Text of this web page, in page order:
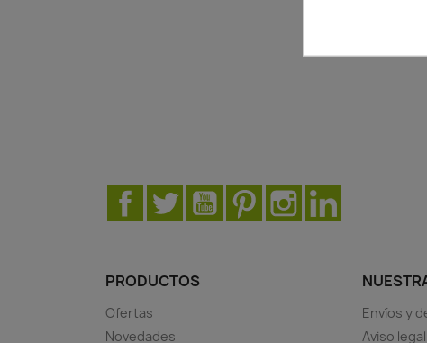
Facebook
Twitter YouTubePinterestInstagram
PRODUCTOS
Ofertas
Novedades
Envíos y
Aviso legal